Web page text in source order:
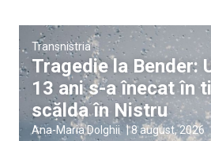
Transnistria
Tragedie la Bender:
13 ani s-a înecat în
scălda în Nistru
Ana-Maria Dolghii |8 august, 2026